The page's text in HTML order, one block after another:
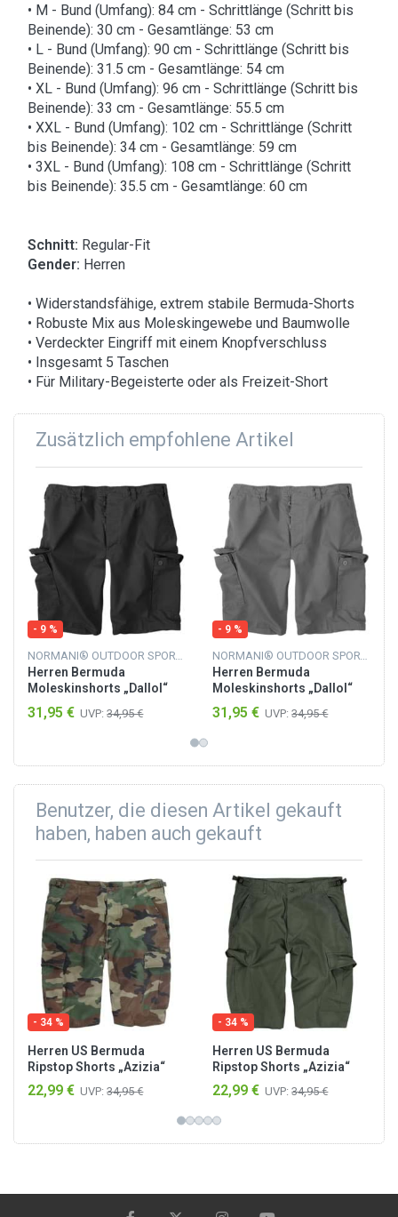
• M - Bund (Umfang): 84 cm - Schrittlänge (Schritt bis
Beinende): 30 cm - Gesamtlänge: 53 cm
• L - Bund (Umfang): 90 cm - Schrittlänge (Schritt bis
Beinende): 31.5 cm - Gesamtlänge: 54 cm
• XL - Bund (Umfang): 96 cm - Schrittlänge (Schritt bis
Beinende): 33 cm - Gesamtlänge: 55.5 cm
• XXL - Bund (Umfang): 102 cm - Schrittlänge (Schritt
bis Beinende): 34 cm - Gesamtlänge: 59 cm
• 3XL - Bund (Umfang): 108 cm - Schrittlänge (Schritt
bis Beinende): 35.5 cm - Gesamtlänge: 60 cm
Schnitt: Regular-Fit
Gender: Herren
• Widerstandsfähige, extrem stabile Bermuda-Shorts
• Robuste Mix aus Moleskingewebe und Baumwolle
• Verdeckter Eingriff mit einem Knopfverschluss
• Insgesamt 5 Taschen
• Für Military-Begeisterte oder als Freizeit-Short
Zusätzlich empfohlene Artikel
- 9 %
NORMANI® OUTDOOR SPORTS
Herren Bermuda
Moleskinshorts „Dallol“
Schwarz
31,95 € UVP: 34,95 €
- 9 %
NORMANI® OUTDOOR SPORTS
Herren Bermuda
Moleskinshorts „Dallol“
Grau
31,95 € UVP: 34,95 €
Benutzer, die diesen Artikel gekauft
haben, haben auch gekauft
- 34 %
Herren US Bermuda
Ripstop Shorts „Azizia“
Woodland
22,99 € UVP: 34,95 €
- 34 %
Herren US Bermuda
Ripstop Shorts „Azizia“
Oliv
22,99 € UVP: 34,95 €